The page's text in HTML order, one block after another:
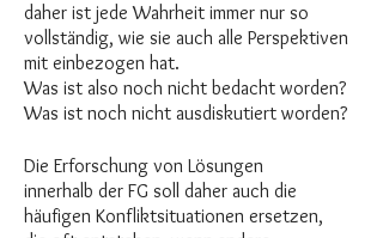
daher ist jede Wahrheit immer nur so
vollständig, wie sie auch alle Perspektiven
mit einbezogen hat.
Was ist also noch nicht bedacht worden?
Was ist noch nicht ausdiskutiert worden?
Die Erforschung von Lösungen
innerhalb der FG soll daher auch die
häufigen Konfliktsituationen ersetzen,